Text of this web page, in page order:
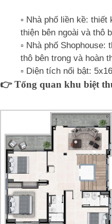
▫️ Nhà phố liền kề:
thiện bên ngoài và thô
▫️ Nhà phố Shophouse:
thô bên trong và hoàn
▫️ Diện tích nổi bật:
👉 Tổng quan khu biệt